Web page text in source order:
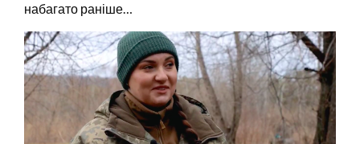
набагато раніше…